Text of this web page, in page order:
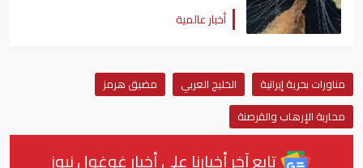
أخبار عالمية
مناورات بحرية إيرانية الخليج العربي
مضيق هرمز
محاربة الإرهاب والقرصنة
تابع آخر أخبارنا على أخبار غوغول نيوز